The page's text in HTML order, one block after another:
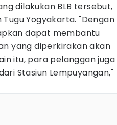
dilakukan BLB tersebut,
Yogyakarta. "Dengan
dapat membantu
yang diperkirakan akan
itu, para pelanggan juga
Stasiun Lempuyangan,"